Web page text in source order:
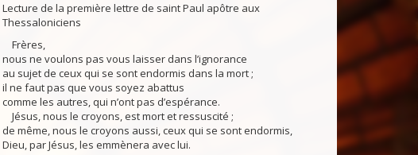
Lecture de la première lettre de saint Paul apôtre aux
Thessaloniciens
Frères,
nous ne voulons pas vous laisser dans l’ignorance
au sujet de ceux qui se sont endormis dans la mort ;
il ne faut pas que vous soyez abattus
comme les autres, qui n’ont pas d’espérance.
Jésus, nous le croyons, est mort et ressuscité ;
de même, nous le croyons aussi, ceux qui se sont endormis,
Dieu, par Jésus, les emmènera avec lui.